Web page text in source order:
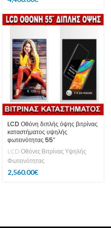
LCD Οθόνη διπλής όψης βιτρίνας
καταστήματος υψηλής
φωτεινότητας 55″
LCD Οθόνες Βιτρίνας Υψηλής
Φωτεινότητας
2,560.00€